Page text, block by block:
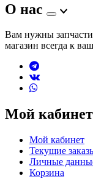
О нас
Вам нужны
магазин всегда к
Мой кабинет
Мой кабинет
Текущие
Личные
Корзина